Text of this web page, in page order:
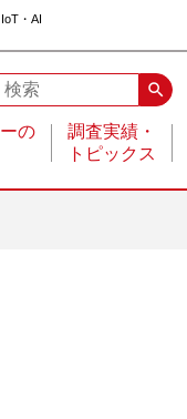
IoT・AI
search
の
調査実績・
トピックス